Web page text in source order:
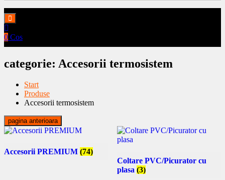
0 Cos
categorie: Accesorii termosistem
Start
Produse
Accesorii termosistem
pagina anterioara
Accesorii PREMIUM (74)
Coltare PVC/Picurator cu
plasa (3)